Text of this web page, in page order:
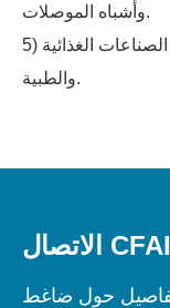
وأشباه الموصلات.
5) صيانة المعدات واستخدام الطوارئ في الصناعات الغذائية
والطبية.
حول ضاغط